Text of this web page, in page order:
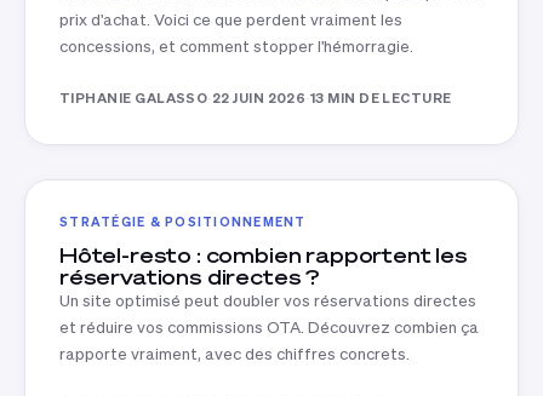
prix d'achat. Voici ce que perdent vraiment les
concessions, et comment stopper l'hémorragie.
TIPHANIE GALASSO· 22 JUIN 2026·13 MIN DE LECTURE
STRATÉGIE & POSITIONNEMENT
Hôtel-resto : combien rapportent les
réservations directes ?
Un site optimisé peut doubler vos réservations directes
et réduire vos commissions OTA. Découvrez combien ça
rapporte vraiment, avec des chiffres concrets.